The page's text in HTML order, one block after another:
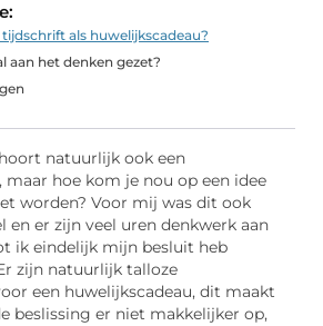
als huwelijkscadeau?
aan het denken gezet?
natuurlijk ook een
maar hoe kom je nou op een idee
worden? Voor mij was dit ook
en er zijn veel uren denkwerk aan
ik eindelijk mijn besluit heb
zijn natuurlijk talloze
een huwelijkscadeau, dit maakt
beslissing er niet makkelijker op,